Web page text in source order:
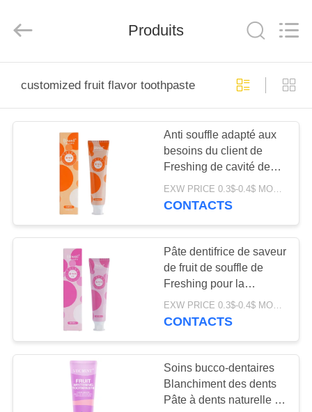
PRODUITS
VIDÉOS
SUJET
D'USINE
CONTRÔLE
ORAL
CARE
Produits
customized fruit flavor toothpaste
Anti souffle adapté aux
besoins du client de
Freshing de cavité de
fruit de pâte dentifrice
orange de saveur
EXW PRICE 0.3$-0.4$ MOQ:500pcs-30000pcs
CONTACTS
Pâte dentifrice de saveur
de fruit de souffle de
Freshing pour la
maladie des gencives
d'odeur de bouche
EXW PRICE 0.3$-0.4$ MOQ:500pcs-30000pcs
CONTACTS
Soins bucco-dentaires
Blanchiment des dents
Pâte à dents naturelle à